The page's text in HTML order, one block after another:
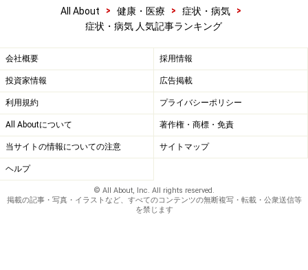
All About > 健康・医療 > 症状・病気
>
症状・病気 人気記事ランキング
会社概要 採用情報
投資家情報 広告掲載
利用規約 プライバシーポリシー
All Aboutについて 著作権・商標・免責
当サイトの情報についての注意 サイトマップ
ヘルプ
© All About, Inc. All rights reserved.
掲載の記事・写真・イラストなど、すべてのコンテンツの無断複写・転載・公衆送信等
を禁じます